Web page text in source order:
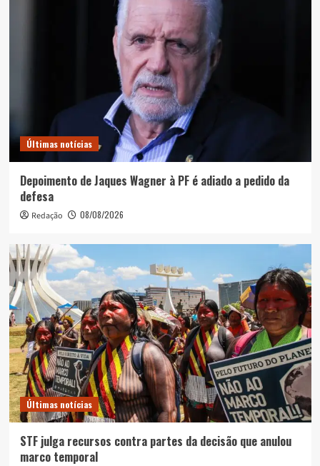
Últimas notícias
Depoimento de Jaques Wagner à PF é adiado a pedido da
defesa
Redação 08/08/2026
Últimas notícias
STF julga recursos contra partes da decisão que anulou
marco temporal